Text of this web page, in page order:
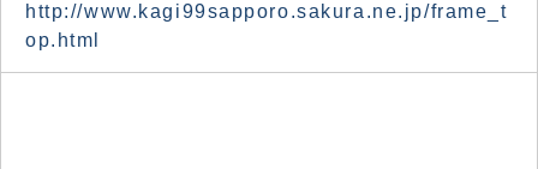
http://www.kagi99sapporo.sakura.ne.jp/frame_t
op.html